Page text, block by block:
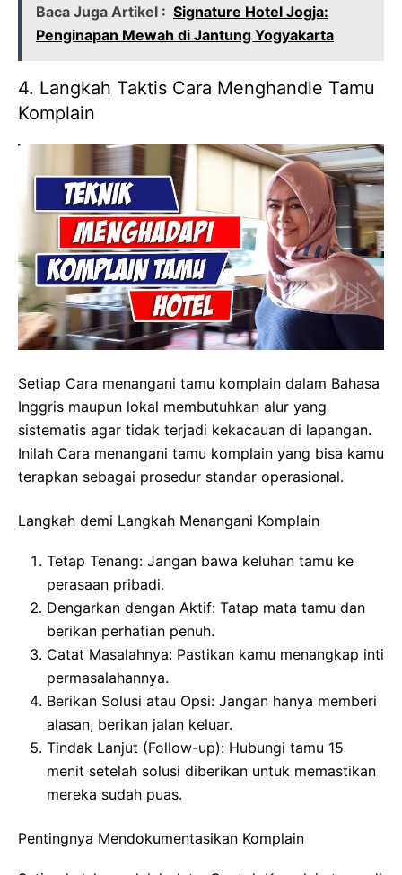
Baca Juga Artikel : Signature Hotel Jogja:
Penginapan Mewah di Jantung Yogyakarta
4. Langkah Taktis Cara Menghandle Tamu
Komplain
Setiap Cara menangani tamu komplain dalam Bahasa
Inggris maupun lokal membutuhkan alur yang
sistematis agar tidak terjadi kekacauan di lapangan.
Inilah Cara menangani tamu komplain yang bisa kamu
terapkan sebagai prosedur standar operasional.
Langkah demi Langkah Menangani Komplain
Tetap Tenang: Jangan bawa keluhan tamu ke
perasaan pribadi.
Dengarkan dengan Aktif: Tatap mata tamu dan
berikan perhatian penuh.
Catat Masalahnya: Pastikan kamu menangkap inti
permasalahannya.
Berikan Solusi atau Opsi: Jangan hanya memberi
alasan, berikan jalan keluar.
Tindak Lanjut (Follow-up): Hubungi tamu 15
menit setelah solusi diberikan untuk memastikan
mereka sudah puas.
Pentingnya Mendokumentasikan Komplain